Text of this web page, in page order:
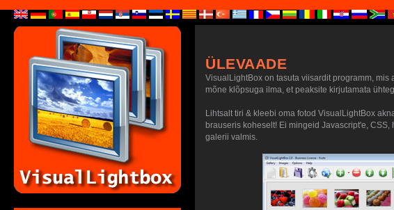
ÜLEVAADE
VisualLightBox on tasuta viisardit programm,
mõne klõpsuga ilma, et peaksite kirjutamata
Lihtsalt tiri & kleebi oma fotod VisualLightBox
brauseris koheselt! Ei mingeid Javascript'e,
galerii valmis.